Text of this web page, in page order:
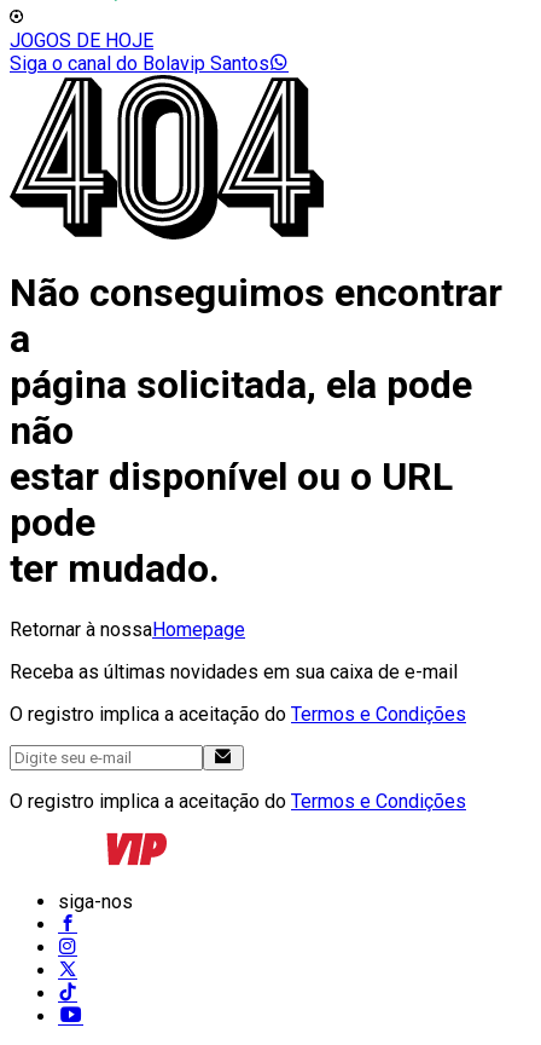
JOGOS DE HOJE
Siga o canal do Bolavip Santos
Não conseguimos encontrar
a
página solicitada, ela pode
não
estar disponível ou o URL
pode
ter mudado.
Retornar à nossaHomepage
Receba as últimas novidades em sua caixa de e-mail
O registro implica a aceitação do Termos e Condições
O registro implica a aceitação do Termos e Condições
siga-nos